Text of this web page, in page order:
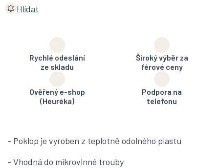
Hlídat
Rychlé odeslání
ze skladu
Široký výběr za
férové ceny
Ověřený e-shop
(Heuréka)
Podpora na
telefonu
- Poklop je vyroben z teplotně odolného plastu
- Vhodná do mikrovlnné trouby